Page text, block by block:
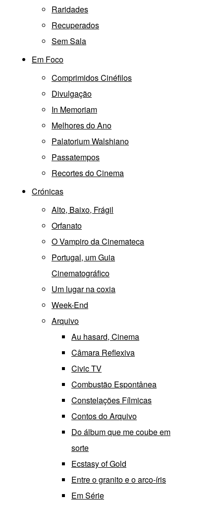
Raridades
Recuperados
Sem Sala
Em Foco
Comprimidos Cinéfilos
Divulgação
In Memoriam
Melhores do Ano
Palatorium Walshiano
Passatempos
Recortes do Cinema
Crónicas
Alto, Baixo, Frágil
Orfanato
O Vampiro da Cinemateca
Portugal, um Guia
Cinematográfico
Um lugar na coxia
Week-End
Arquivo
Au hasard, Cinema
Câmara Reflexiva
Civic TV
Combustão Espontânea
Constelações Fílmicas
Contos do Arquivo
Do álbum que me coube em
sorte
Ecstasy of Gold
Entre o granito e o arco-íris
Em Série